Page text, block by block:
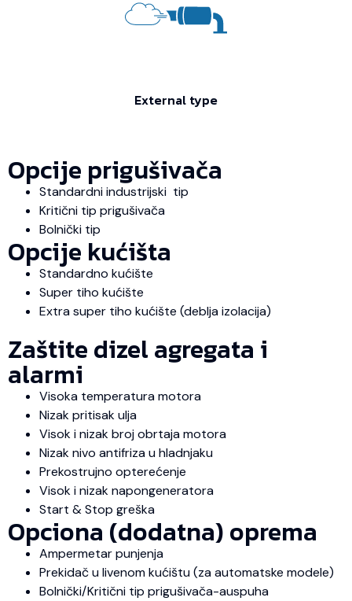
External type
Opcije prigušivača
Standardni industrijski tip
Kritični tip prigušivača
Bolnički tip
Opcije kućišta
Standardno kućište
Super tiho kućište
Extra super tiho kućište (deblja izolacija)
Zaštite dizel agregata i
alarmi
Visoka temperatura motora
Nizak pritisak ulja
Visok i nizak broj obrtaja motora
Nizak nivo antifriza u hladnjaku
Prekostrujno opterećenje
Visok i nizak napongeneratora
Start & Stop greška
Opciona (dodatna) oprema
Ampermetar punjenja
Prekidač u livenom kućištu (za automatske modele)
Bolnički/Kritični tip prigušivača-auspuha